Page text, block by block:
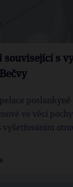
související s
ve věci
vyšetřováním